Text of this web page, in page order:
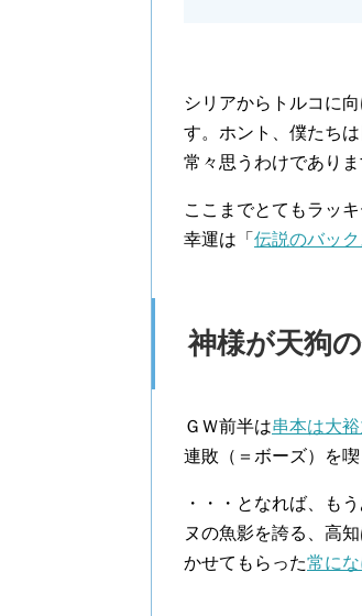
シリアからトルコに
す。ホント、僕たち
常々思うわけでありま
ここまでとてもラッ
幸運は「 伝説のバッ
神様が天狗
ＧＷ前半は串本は大
連敗（＝ボーズ）を
・・・となれば、も
ヌの魚影を誇る、高知
かせてもらった常に